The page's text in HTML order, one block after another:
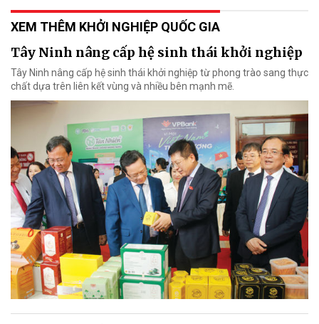
XEM THÊM KHỞI NGHIỆP QUỐC GIA
Tây Ninh nâng cấp hệ sinh thái khởi nghiệp
Tây Ninh nâng cấp hệ sinh thái khởi nghiệp từ phong trào sang thực
chất dựa trên liên kết vùng và nhiều bên mạnh mẽ.